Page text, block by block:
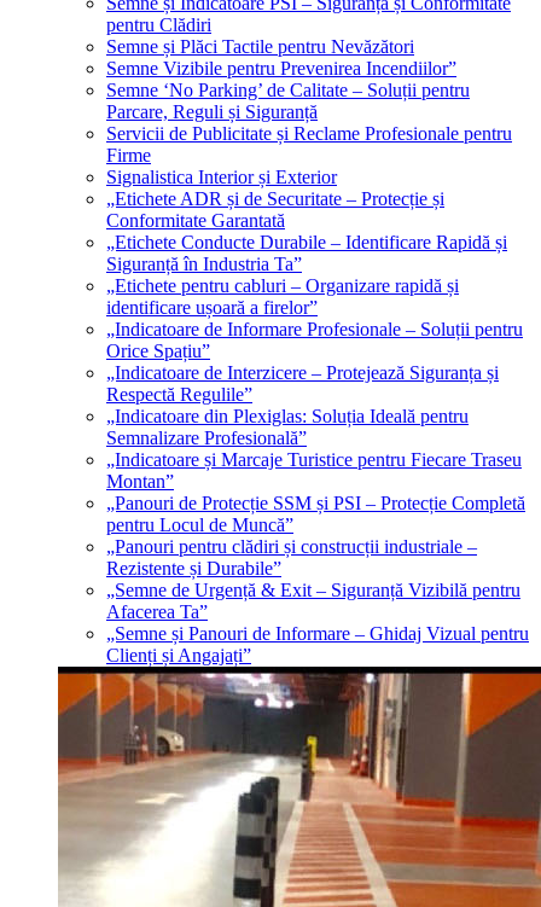
pentru Clădiri
Semne și Plăci Tactile pentru Nevăzători
Semne Vizibile pentru Prevenirea Incendiilor”
Semne ‘No Parking’ de Calitate – Soluții pentru
Parcare, Reguli și Siguranță
Servicii de Publicitate și Reclame Profesionale pentru
Firme
Signalistica Interior și Exterior
„Etichete ADR și de Securitate – Protecție și
Conformitate Garantată
„Etichete Conducte Durabile – Identificare Rapidă și
Siguranță în Industria Ta”
„Etichete pentru cabluri – Organizare rapidă și
identificare ușoară a firelor”
„Indicatoare de Informare Profesionale – Soluții pentru
Orice Spațiu”
„Indicatoare de Interzicere – Protejează Siguranța și
Respectă Regulile”
„Indicatoare din Plexiglas: Soluția Ideală pentru
Semnalizare Profesională”
„Indicatoare și Marcaje Turistice pentru Fiecare Traseu
Montan”
„Panouri de Protecție SSM și PSI – Protecție Completă
pentru Locul de Muncă”
„Panouri pentru clădiri și construcții industriale –
Rezistente și Durabile”
„Semne de Urgență & Exit – Siguranță Vizibilă pentru
Afacerea Ta”
„Semne și Panouri de Informare – Ghidaj Vizual pentru
Clienți și Angajați”